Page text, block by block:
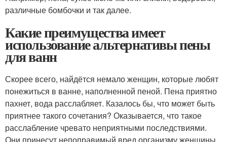
различные бомбочки и так далее.
Какие преимущества имеет
использование альтернативы пены
для ванн
Скорее всего, найдётся немало женщин, которые любят
понежиться в ванне, наполненной пеной. Пена приятно
пахнет, вода расслабляет. Казалось бы, что может быть
приятнее такого сочетания? Оказывается, что такое
расслабление чревато неприятными последствиями.